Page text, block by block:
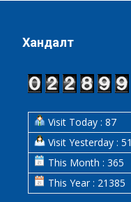
Хандалт
Visit Today : 87
Visit Yesterday : 51
This Month : 365
This Year : 21385